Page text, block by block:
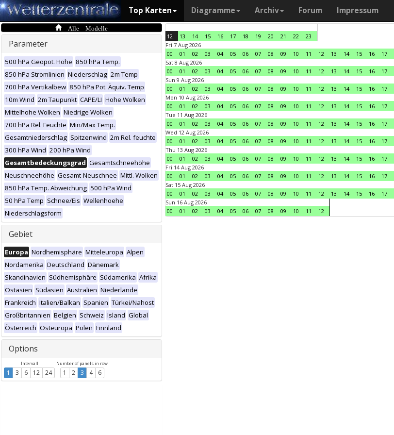
Top Karten Diagramme Archiv Forum Impressum
Alle Modelle
Parameter
500 hPa Geopot. Höhe 850 hPa Temp.
850 hPa Stromlinien Niederschlag 2m Temp
700 hPa Vertikalbew 850 hPa Pot. Äquiv. Temp
10m Wind 2m Taupunkt CAPE/LI Hohe Wolken
Mittelhohe Wolken Niedrige Wolken
700 hPa Rel. Feuchte Min/Max Temp.
Gesamtniederschlag Spitzenwind 2m Rel. feuchte
300 hPa Wind 200 hPa Wind
Gesamtbedeckungsgrad Gesamtschneehöhe
Neuschneehöhe Gesamt-Neuschnee Mittl. Wolken
850 hPa Temp. Abweichung 500 hPa Wind
50 hPa Temp Schnee/Eis Wellenhoehe
Niederschlagsform
Gebiet
Europa Nordhemisphäre Mitteleuropa Alpen
Nordamerika Deutschland Dänemark
Skandinavien Südhemisphäre Südamerika Afrika
Ostasien Südasien Australien Niederlande
Frankreich Italien/Balkan Spanien Türkei/Nahost
Großbritannien Belgien Schweiz Island Global
Österreich Osteuropa Polen Finnland
Options
Intervall
1 3 6 12 24
Number of panels in row
1 2 3 4 6
12 13 14 15 16 17 18 19 20 21 22
23
Fri 7 Aug 2026
00
01 02 03 04 05 06 07 08 09 10 11 12 13 14 15 16 17
Sat 8 Aug 2026
00
01 02 03 04 05 06 07 08 09 10 11 12 13 14 15 16 17
Sun 9 Aug 2026
00
01 02 03 04 05 06 07 08 09 10 11 12 13 14 15 16 17
Mon 10 Aug 2026
00
01 02 03 04 05 06 07 08 09 10 11 12 13 14 15 16 17
Tue 11 Aug 2026
00
01 02 03 04 05 06 07 08 09 10 11 12 13 14 15 16 17
Wed 12 Aug 2026
00
01 02 03 04 05 06 07 08 09 10 11 12 13 14 15 16 17
Thu 13 Aug 2026
00
01 02 03 04 05 06 07 08 09 10 11 12 13 14 15 16 17
Fri 14 Aug 2026
00
01 02 03 04 05 06 07 08 09 10 11 12 13 14 15 16 17
Sat 15 Aug 2026
00
01 02 03 04 05 06 07 08 09 10 11 12 13 14 15 16 17
Sun 16 Aug 2026
00
01 02 03 04 05 06 07 08 09 10 11 12